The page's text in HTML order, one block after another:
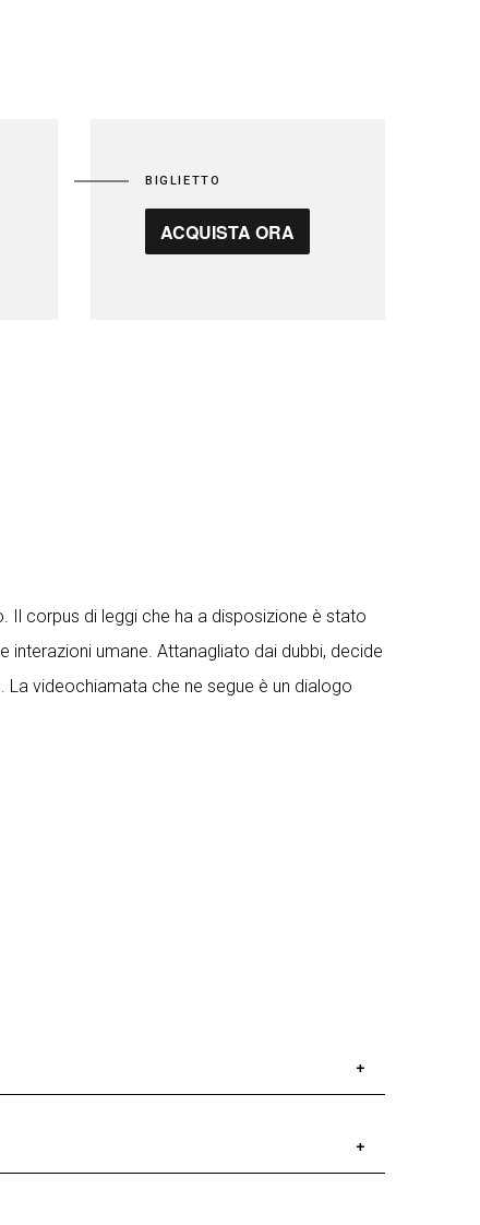
BIGLIETTO
ACQUISTA ORA
Il corpus di leggi che ha a disposizione è stato
interazioni umane. Attanagliato dai dubbi, decide
videochiamata che ne segue è un dialogo
l’energia. Alla riverenza verso